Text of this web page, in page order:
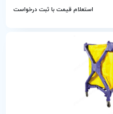
استعلام قیمت با ثبت درخواست